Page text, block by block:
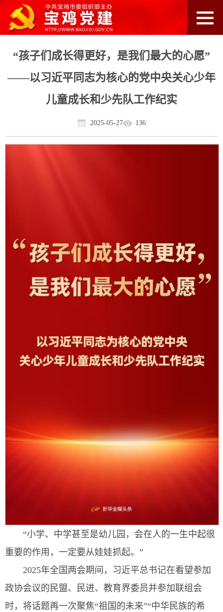
“孩子们成长得更好，是我们最大的心愿”
——以习近平同志为核心的党中央关心少年
儿童成长和少先队工作纪实
2025-05-27 136
“小学、中学甚至是幼儿园，会在人的一生中起很
重要的作用，一定要从娃娃抓起。”
2025年全国两会期间，习近平总书记在看望参加
政协会议的民盟、民进、教育界委员并参加联组会
时，将话题再一次聚焦“祖国的未来”“中华民族的希